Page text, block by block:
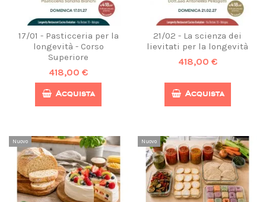
17/01 - Pasticceria per la
longevità - Corso
Superiore
418,00 €
Acquista
21/02 - La scienza dei
lievitati per la longevità
418,00 €
Acquista
Nuovo Nuovo